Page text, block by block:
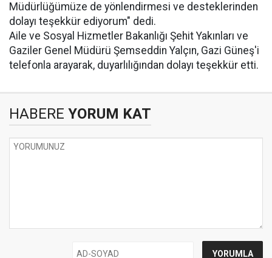
Müdürlüğümüze de yönlendirmesi ve desteklerinden
dolayı teşekkür ediyorum" dedi.
Aile ve Sosyal Hizmetler Bakanlığı Şehit Yakınları ve
Gaziler Genel Müdürü Şemseddin Yalçın, Gazi Güneş'i
telefonla arayarak, duyarlılığından dolayı teşekkür etti.
HABERE YORUM KAT